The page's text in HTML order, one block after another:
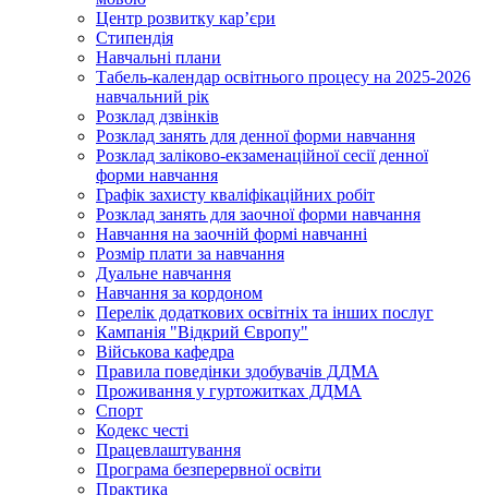
Центр розвитку кар’єри
Стипендія
Навчальні плани
Табель-календар освітнього процесу на 2025-2026
навчальний рік
Розклад дзвінків
Розклад занять для денної форми навчання
Розклад заліково-екзаменаційної сесії денної
форми навчання
Графік захисту кваліфікаційних робіт
Розклад занять для заочної форми навчання
Навчання на заочній формі навчанні
Розмір плати за навчання
Дуальне навчання
Навчання за кордоном
Перелік додаткових освітніх та інших послуг
Кампанія "Відкрий Європу"
Військова кафедра
Правила поведінки здобувачів ДДМА
Проживання у гуртожитках ДДМА
Спорт
Кодекс честі
Працевлаштування
Програма безперервної освіти
Практика